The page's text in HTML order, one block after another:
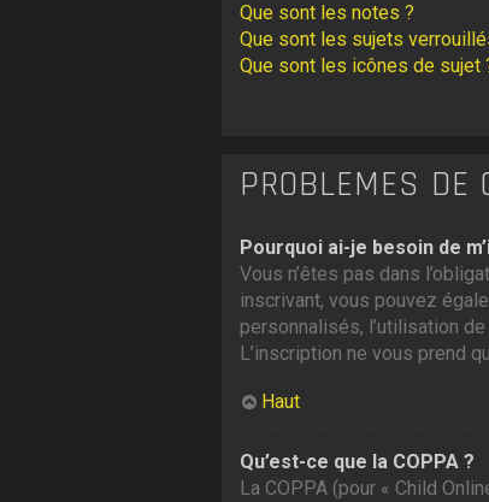
Que sont les notes ?
Que sont les sujets
Que sont les icônes de sujet
PROBLÈMES DE
Pourquoi ai-je besoin de
Vous n’êtes pas dans
inscrivant, vous pouvez
personnalisés, l’utilisation
L’inscription ne vous prend
Haut
Qu’est-ce que la COPPA ?
La COPPA (pour « Child